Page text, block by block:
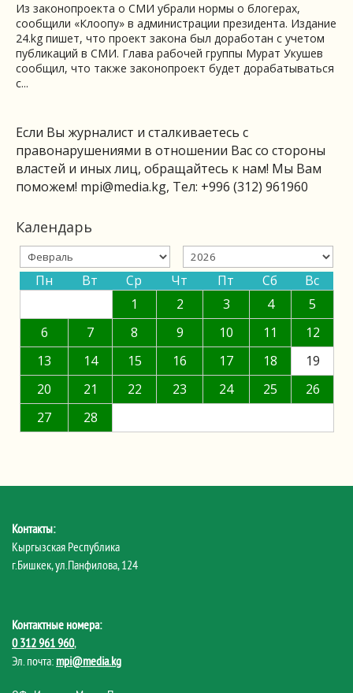
Из законопроекта о СМИ убрали нормы о блогерах,
сообщили «Клоопу» в администрации президента. Издание
24.kg пишет, что проект закона был доработан с учетом
публикаций в СМИ. Глава рабочей группы Мурат Укушев
сообщил, что также законопроект будет дорабатываться
с...
Если Вы журналист и сталкиваетесь с
правонарушениями в отношении Вас со стороны
властей и иных лиц, обращайтесь к нам! Мы Вам
поможем! mpi@media.kg, Тел: +996 (312) 961960
Календарь
Пн Вт Ср Чт Пт Сб
Вс
1
2 3 4
5
6
7 8 9 10 11
12
13
14 15 16 17 18
19
20
21 22 23 24 25
26
27
28
Контакты:
Кыргызская Республика
г.Бишкек, ул.Панфилова, 124
Контактные номера:
0 312 961 960,
Эл. почта: mpi@media.kg